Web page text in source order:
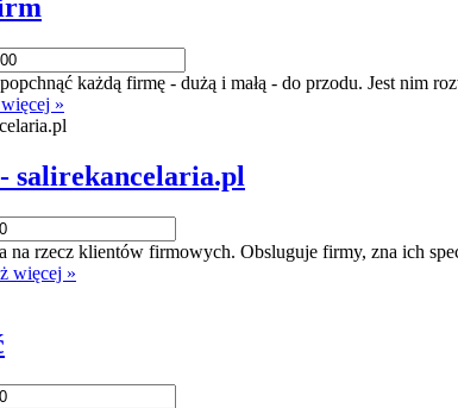
każdą firmę - dużą i małą - do przodu. Jest nim
»
salirekancelaria.pl
na rzecz klientów firmowych. Obsluguje firmy, zna ich
więcej »